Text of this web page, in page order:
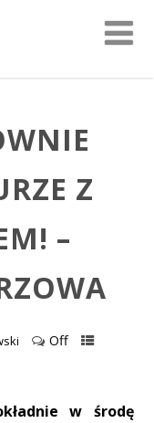
Z
–
Off
w środę